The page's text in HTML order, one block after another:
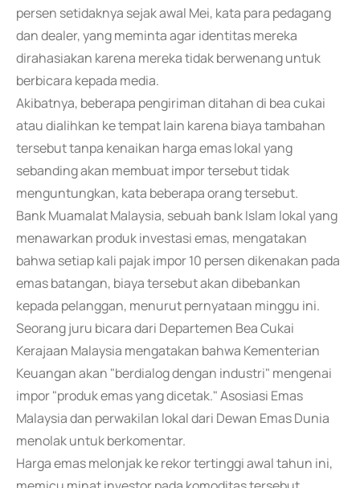
persen setidaknya sejak awal Mei, kata para pedagang
dan dealer, yang meminta agar identitas mereka
dirahasiakan karena mereka tidak berwenang untuk
berbicara kepada media.
Akibatnya, beberapa pengiriman ditahan di bea cukai
atau dialihkan ke tempat lain karena biaya tambahan
tersebut tanpa kenaikan harga emas lokal yang
sebanding akan membuat impor tersebut tidak
menguntungkan, kata beberapa orang tersebut.
Bank Muamalat Malaysia, sebuah bank Islam lokal yang
menawarkan produk investasi emas, mengatakan
bahwa setiap kali pajak impor 10 persen dikenakan pada
emas batangan, biaya tersebut akan dibebankan
kepada pelanggan, menurut pernyataan minggu ini.
Seorang juru bicara dari Departemen Bea Cukai
Kerajaan Malaysia mengatakan bahwa Kementerian
Keuangan akan "berdialog dengan industri" mengenai
impor "produk emas yang dicetak." Asosiasi Emas
Malaysia dan perwakilan lokal dari Dewan Emas Dunia
menolak untuk berkomentar.
Harga emas melonjak ke rekor tertinggi awal tahun ini,